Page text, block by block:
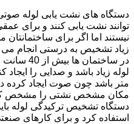
نیستند اما اگر برای
زیاد تشخیص به درستی انجام
در
متر باشد چون صوت ایجاد کرده
مکان مشخص نشتی را مشخص کند
دستگاه تشخیص ترکیدگی لوله
استفاده کرد و برای کارهای